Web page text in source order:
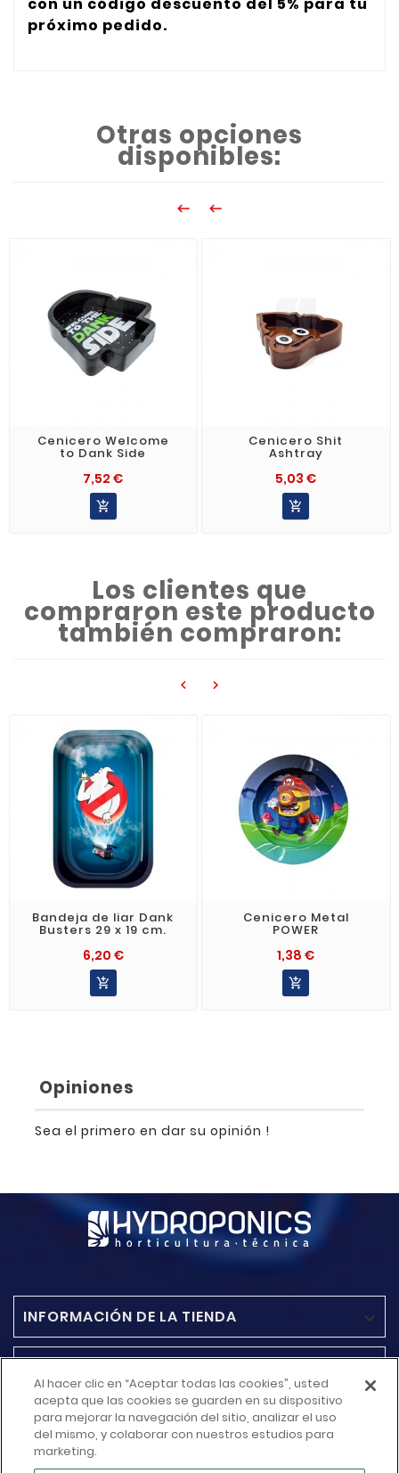
con un código descuento del 5% para tu
próximo pedido.
Otras opciones
disponibles:
 
Cenicero Welcome
to Dank Side
7,52 €

Cenicero Shit
Ashtray
5,03 €

Los clientes que
compraron este producto
también compraron:
 
Bandeja de liar Dank
Busters 29 x 19 cm.
6,20 €

Cenicero Metal
POWER
1,38 €

Opiniones
Sea el primero en dar su opinión !
INFORMACIÓN DE LA TIENDA 
MÁS INFORMACIÓN
Al hacer clic en “Aceptar todas las cookies”, usted
acepta que las cookies se guarden en su dispositivo
para mejorar la navegación del sitio, analizar el uso
del mismo, y colaborar con nuestros estudios para
marketing.